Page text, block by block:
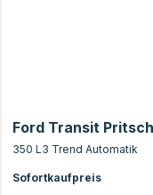
Ford Transit
350 L3 Trend Automatik
Sofortkaufpreis